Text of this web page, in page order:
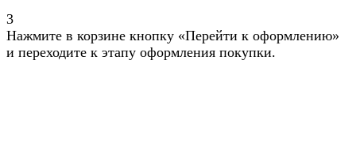
3
Нажмите в корзине кнопку «Перейти к оформлению»
и переходите к этапу оформления покупки.